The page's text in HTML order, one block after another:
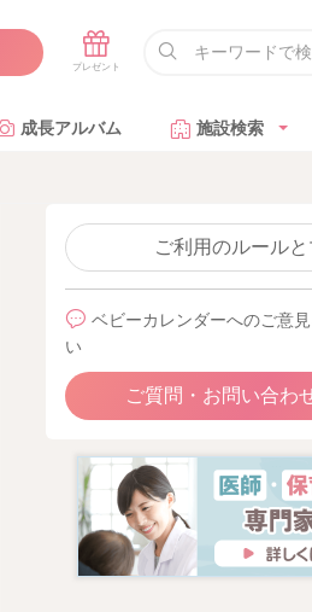
成長アルバム 施設検索
ご利用のルール
ベビーカレンダーへのご意
い
ご質問・お問い合わ